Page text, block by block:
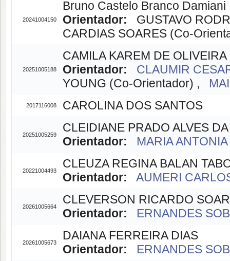
20241004150
Bruno Castelo Branco Damiani
Orientador: GUSTAVO
CARDIAS SOARES (Co-
20251005188
CAMILA KAREM DE
Orientador:
CLAUMIR
YOUNG (Co-Orientador) ,
2017116008 CAROLINA DOS SANTOS
20251005259
CLEIDIANE PRADO ALVES DA
Orientador:
MARIA
20221004493
CLEUZA REGINA BALAN
Orientador:
AUMERI
20261005664
CLEVERSON RICARDO
Orientador:
ERNANDES
20261005673
DAIANA FERREIRA DIAS
Orientador:
ERNANDES